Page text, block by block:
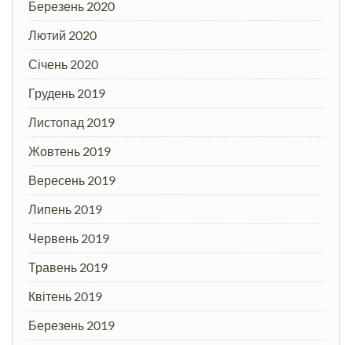
Березень 2020
Лютий 2020
Січень 2020
Грудень 2019
Листопад 2019
Жовтень 2019
Вересень 2019
Липень 2019
Червень 2019
Травень 2019
Квітень 2019
Березень 2019